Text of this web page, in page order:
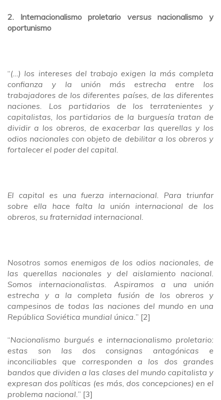
2. Internacionalismo proletario versusnacionalismo y
oportunismo
“(…) los intereses del trabajo exigen la más completa
confianza y la unión más estrecha entre los
trabajadores de los diferentes países, de las diferentes
naciones. Los partidarios de los terratenientes y
capitalistas, los partidarios de la burguesía tratan de
dividir a los obreros, de exacerbar las querellas y los
odios nacionales con objeto de debilitar a los obreros y
fortalecer el poder del capital.
El capital es una fuerza internacional. Para triunfar
sobre ella hace falta la unión internacional de los
obreros, su fraternidad internacional.
Nosotros somos enemigos de los odios nacionales, de
las querellas nacionales y del aislamiento nacional.
Somos internacionalistas. Aspiramos a una unión
estrecha y a la completa fusión de los obreros y
campesinos de todas las naciones del mundo en una
República Soviética mundial única.” [2]
“Nacionalismo burgués e internacionalismo proletario:
estas son las dos consignas antagónicas e
inconciliables que corresponden a los dos grandes
bandos que dividen a las clases del mundo capitalista y
expresan dos políticas (es más, dos concepciones) en el
problema nacional.” [3]